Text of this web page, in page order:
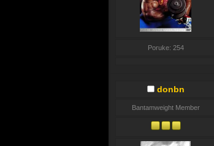
Poruke: 254
donbn
Bantamweight Member